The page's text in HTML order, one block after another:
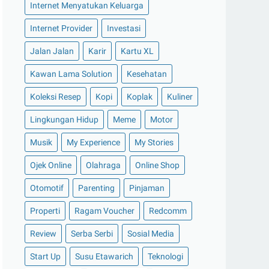
Mengenal Apa Itu Pipa PPR Rucika
KELEN GREEN
6 Keunggulan Desain PowerPoint
Menggunakan Fastwork
Bisnis Jual Beli Bensin Eceran Laku
Keras
Pantas Harganya Lebih Mahal. Inilah
5 Kelebihan Pe...
Tertangkap CM Security Karena
Mencoba Membuka Paks...
Keunggulan dan Cara Hitung
Keuntungan Reksadana Pa...
Bayar Uang Kuliah dengan Pinjaman
KTA Bunga Rendah...
Contoh Tebak-tebakan Romantis yang
Lucu dan Mengha...
Mengenal Jenis-jenis Sistem Pendingin
Internet Menyatukan Keluarga
Internet Provider Investasi
Jalan Jalan Karir Kartu XL
Kawan Lama Solution Kesehatan
Koleksi Resep Kopi Koplak Kuliner
Lingkungan Hidup Meme Motor
Musik My Experience My Stories
Ojek Online Olahraga Online Shop
Otomotif Parenting Pinjaman
Properti Ragam Voucher Redcomm
Review Serba Serbi Sosial Media
Start Up Susu Etawarich Teknologi